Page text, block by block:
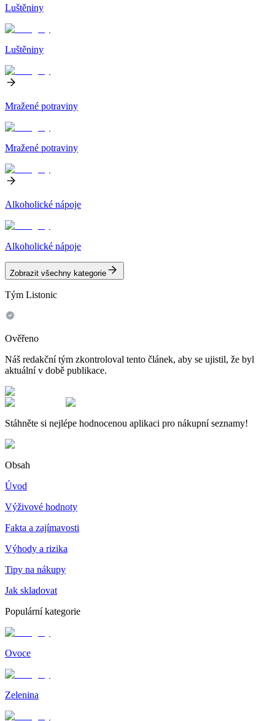
Luštěniny
Luštěniny
Mražené potraviny
Mražené potraviny
Alkoholické nápoje
Alkoholické nápoje
Zobrazit všechny kategorie
Tým Listonic
Ověřeno
Náš redakční tým zkontroloval tento článek, aby se ujistil, že byl
aktuální v době publikace.
Stáhněte si nejlépe hodnocenou aplikaci pro nákupní seznamy!
Obsah
Úvod
Výživové hodnoty
Fakta a zajímavosti
Výhody a rizika
Tipy na nákupy
Jak skladovat
Populární kategorie
Ovoce
Zelenina